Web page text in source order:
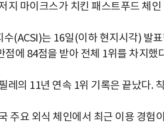
지 마이크스가 치킨 패스트푸드 체
(ACSI)는 16일(이하 현지시각) 발
점에 84점을 받아 전체 1위를 차지
레의 11년 연속 1위 기록은 끝났다.
주요 외식 체인에서 최근 이용 경험